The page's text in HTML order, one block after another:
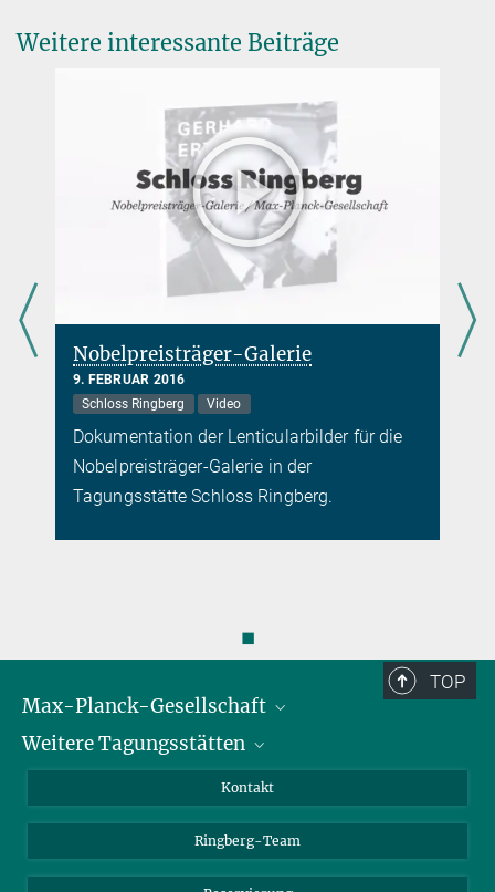
Weitere interessante Beiträge
Nobelpreisträger-Galerie
9. FEBRUAR 2016
Schloss Ringberg
Video
Dokumentation der Lenticularbilder für die
Nobelpreisträger-Galerie in der
Tagungsstätte Schloss Ringberg.
◼
TOP
Max-Planck-Gesellschaft
Karriere bei der MPG
Weitere Tagungsstätten
Max-Planck-Haus Heidelberg
Kontakt
Ringberg-Team